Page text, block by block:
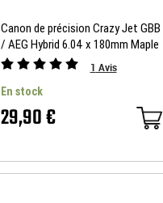
Canon de précision Crazy Jet GBB
/ AEG Hybrid 6.04 x 180mm Maple
Leaf
1 Avis
En stock
29,90 €